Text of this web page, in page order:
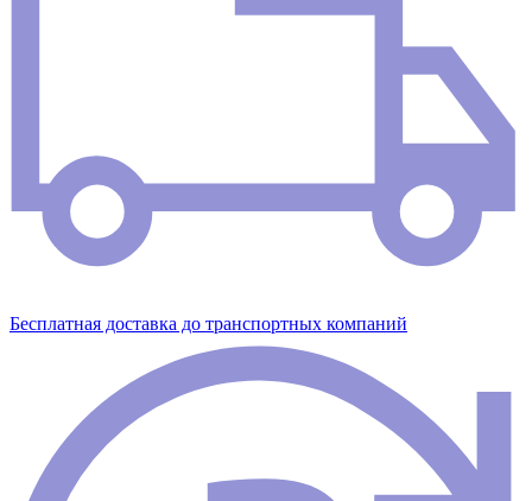
Бесплатная доставка до транспортных компаний